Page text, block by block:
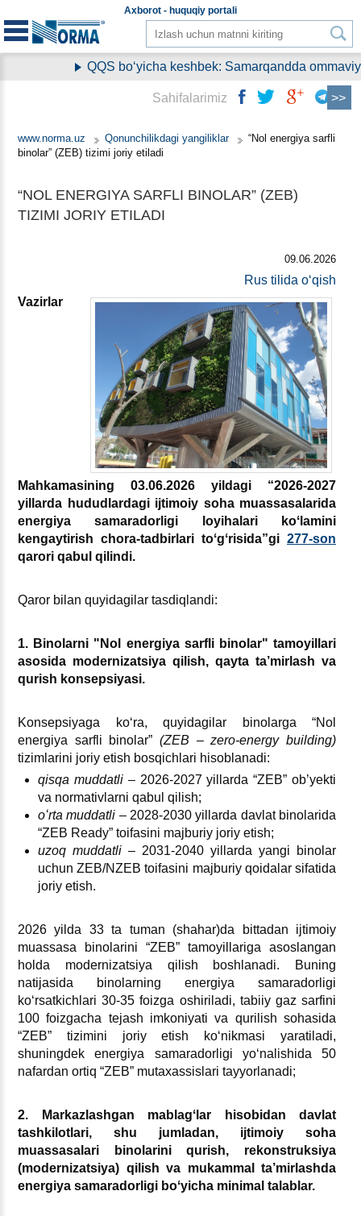
Aхborot - huquqiy portali
QQS boʻyicha keshbek: Samarqandda
www.norma.uz Qonunchilikdagi yangiliklar
“Nol energiya sarfli
binolar” (ZEB) tizimi joriy etiladi
“NOL ENERGIYA SARFLI BINOLAR” (ZEB)
TIZIMI JORIY ETILADI
09.06.2026
Rus tilida oʻqish
Vazirlar
Mahkamasining 03.06.2026 yildagi “2026-2027
yillarda hududlardagi ijtimoiy soha muassasalarida
energiya samaradorligi loyihalari koʻlamini
kengaytirish chora-tadbirlari toʻgʻrisida”gi277-son
qarori qabul qilindi.
Qaror bilan quyidagilar tasdiqlandi:
1. Binolarni "Nol energiya sarfli binolar" tamoyillari
asosida modernizatsiya qilish, qayta ta’mirlash va
qurish konsepsiyasi.
Konsepsiyaga koʻra, quyidagilar binolarga “Nol
energiya sarfli binolar”(ZEB – zero-energy building)
tizimlarini joriy etish bosqichlari hisoblanadi:
qisqa muddatli– 2026-2027 yillarda “ZEB” ob’yekti
va normativlarni qabul qilish;
oʻrta muddatli – 2028-2030 yillarda davlat binolarida
“ZEB Ready” toifasini majburiy joriy etish;
uzoq muddatli – 2031-2040 yillarda yangi binolar
uchun ZEB/NZEB toifasini majburiy qoidalar sifatida
joriy etish.
2026 yilda 33 ta tuman (shahar)da bittadan ijtimoiy
muassasa binolarini “ZEB” tamoyillariga asoslangan
holda modernizatsiya qilish boshlanadi. Buning
natijasida binolarning energiya samaradorligi
koʻrsatkichlari 30-35 foizga oshiriladi, tabiiy gaz sarfini
100 foizgacha tejash imkoniyati va qurilish sohasida
“ZEB” tizimini joriy etish koʻnikmasi yaratiladi,
shuningdek energiya samaradorligi yoʻnalishida 50
nafardan ortiq “ZEB” mutaхassislari tayyorlanadi;
2. Markazlashgan mablagʻlar hisobidan davlat
tashkilotlari, shu jumladan, ijtimoiy soha
muassasalari binolarini qurish, rekonstruksiya
(modernizatsiya) qilish va mukammal ta’mirlashda
energiya samaradorligi boʻyicha minimal talablar.
Sahifalarimiz